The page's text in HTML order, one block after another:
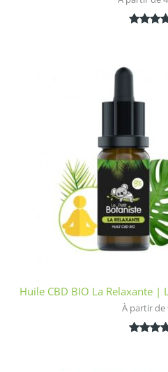
client
Huile CBD BIO La Relaxante |
À partir de